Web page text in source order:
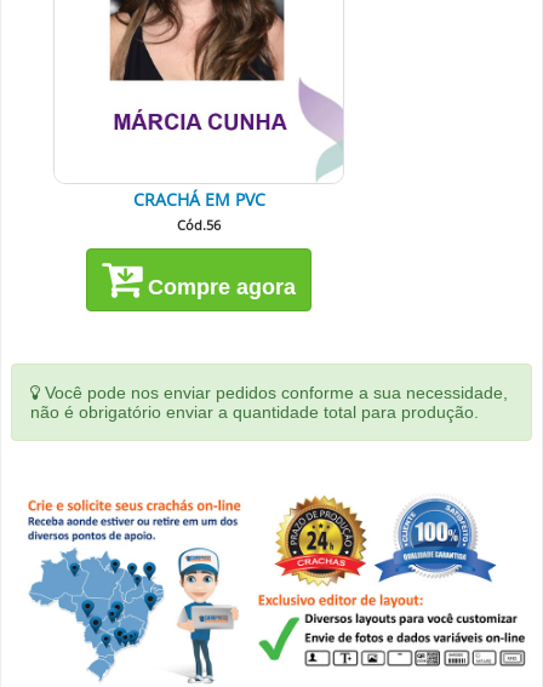
CRACHÁ EM PVC
Cód.56
Compre agora
Você pode nos enviar pedidos conforme a sua necessidade,
não é obrigatório enviar a quantidade total para produção.